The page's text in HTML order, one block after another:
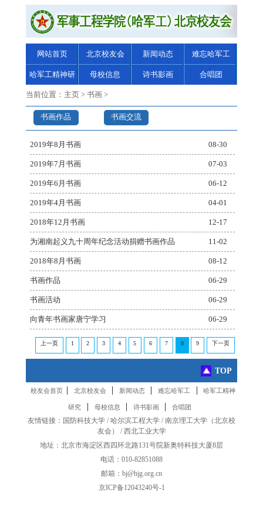
网站首页 北京校友会 新闻动态 难忘哈军工
哈军工精神研
究
母校信息 诗书影画 合唱团
当前位置： 主页 > 书画 >
书画作品 书画交流
2019年8月书画 08-30
2019年7月书画 07-03
2019年6月书画 06-12
2019年4月书画 04-01
2018年12月书画 12-17
为湘南起义九十周年纪念活动捐赠书画作品 11-02
2018年8月书画 08-12
书画作品 06-29
书画活动 06-29
向青年书画家唐宁学习 06-29
上一页 1 2 3 4 5 6 7 8 9 下一页
TOP
校友会首页 | 北京校友会 | 新闻动态 | 难忘哈军工 | 哈军工精神
研究 | 母校信息 | 诗书影画 | 合唱团
友情链接： 国防科技大学 /哈尔滨工程大学 /南京理工大学 （北京校
友会） /西北工业大学
地址：北京市海淀区西四环北路131号院新奥特科技大厦8层
电话：010-82851088
邮箱：bj@hjg.org.cn
京ICP备12043240号-1